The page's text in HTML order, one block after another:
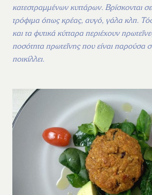
κατεστραμμένων κυττάρων. Βρίσκονται
τρόφιμα όπως κρέας, αυγό, γάλα κλπ.
και τα φυτικά κύτταρα περιέχουν
ποσότητα πρωτεΐνης που είναι παρούσα
ποικίλλει.